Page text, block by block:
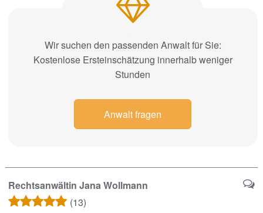
Wir suchen den passenden Anwalt für Sie:
Kostenlose Ersteinschätzung innerhalb weniger
Stunden
Anwalt fragen
Rechtsanwältin Jana Wollmann
(13)